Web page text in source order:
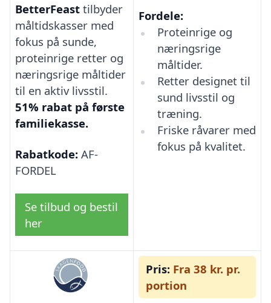
BetterFeast tilbyder
måltidskasser med
fokus på sunde,
proteinrige retter og
næringsrige måltider
til en aktiv livsstil.
51% rabat på første
familiekasse.
Rabatkode: AF-
FORDEL
Se tilbud og bestil
her
Fordele:
Proteinrige og
næringsrige
måltider.
Retter designet til
sund livsstil og
træning.
Friske råvarer med
fokus på kvalitet.
Pris: Fra 38 kr. pr.
portion